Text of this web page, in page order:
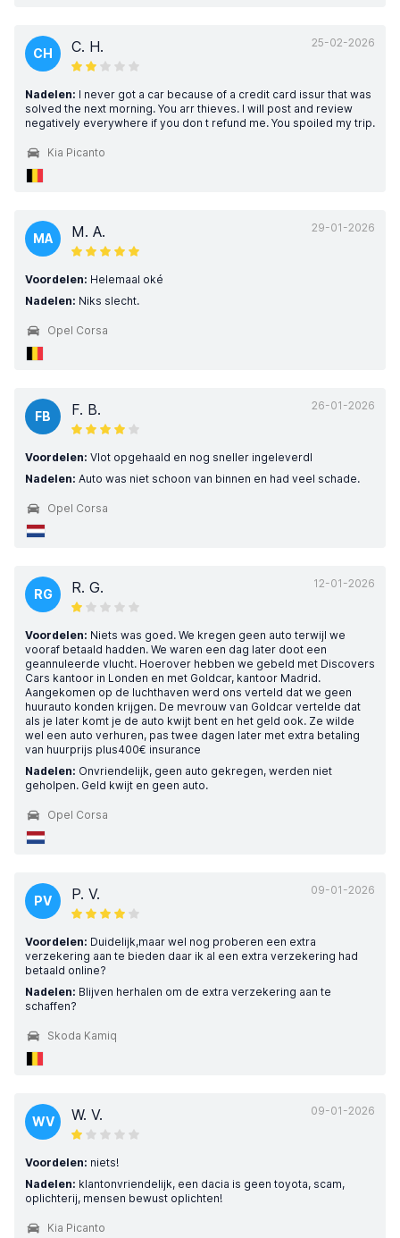
25-02-2026
CH C. H.
Nadelen: I never got a car because of a credit card issur that was
solved the next morning. You arr thieves. I will post and review
negatively everywhere if you don t refund me. You spoiled my trip.
Kia Picanto
29-01-2026
MA M. A.
Voordelen: Helemaal oké
Nadelen: Niks slecht.
Opel Corsa
26-01-2026
FB F. B.
Voordelen: Vlot opgehaald en nog sneller ingeleverdl
Nadelen: Auto was niet schoon van binnen en had veel schade.
Opel Corsa
12-01-2026
RG R. G.
Voordelen: Niets was goed. We kregen geen auto terwijl we
vooraf betaald hadden. We waren een dag later doot een
geannuleerde vlucht. Hoerover hebben we gebeld met Discovers
Cars kantoor in Londen en met Goldcar, kantoor Madrid.
Aangekomen op de luchthaven werd ons verteld dat we geen
huurauto konden krijgen. De mevrouw van Goldcar vertelde dat
als je later komt je de auto kwijt bent en het geld ook. Ze wilde
wel een auto verhuren, pas twee dagen later met extra betaling
van huurprijs plus400€ insurance
Nadelen: Onvriendelijk, geen auto gekregen, werden niet
geholpen. Geld kwijt en geen auto.
Opel Corsa
09-01-2026
PV P. V.
Voordelen: Duidelijk,maar wel nog proberen een extra
verzekering aan te bieden daar ik al een extra verzekering had
betaald online?
Nadelen: Blijven herhalen om de extra verzekering aan te
schaffen?
Skoda Kamiq
09-01-2026
WV W. V.
Voordelen: niets!
Nadelen: klantonvriendelijk, een dacia is geen toyota, scam,
oplichterij, mensen bewust oplichten!
Kia Picanto